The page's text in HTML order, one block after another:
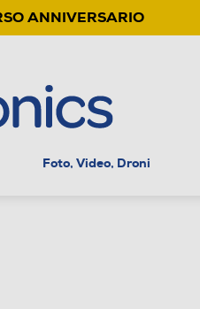
ANNIVERSARIO
Foto, Video, Droni